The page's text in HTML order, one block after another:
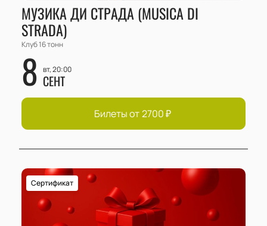
МУЗИКА ДИ СТРАДА (MUSICA DI
STRADA)
Клуб 16 тонн
8 вт, 20:00
СЕНТ
Билеты от 2700₽
Сертификат